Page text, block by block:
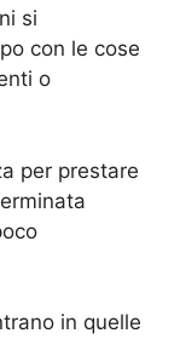
si
con le cose
o
per prestare
in quelle